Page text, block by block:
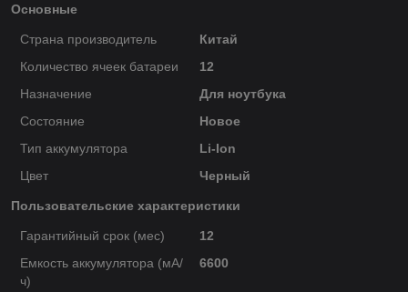
Основные
Страна производитель
Китай
Количество ячеек батареи
12
Назначение
Для ноутбука
Состояние
Новое
Тип аккумулятора
Li-Ion
Цвет
Черный
Пользовательские характеристики
Гарантийный срок (мес)
12
Емкость аккумулятора (мА/
ч)
6600